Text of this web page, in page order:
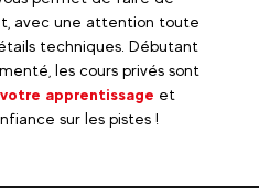
avec une attention toute
techniques. Débutant
les cours privés sont
apprentissage et
sur les pistes !